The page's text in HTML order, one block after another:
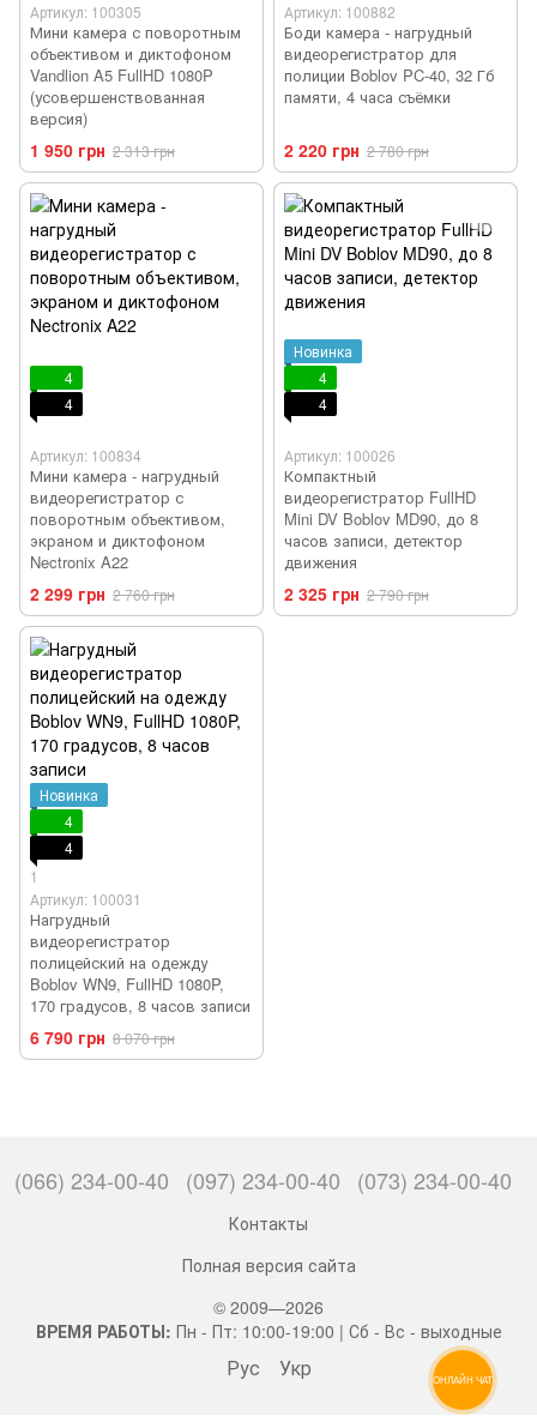
Артикул: 100305
Мини камера с поворотным
объективом и диктофоном
Vandlion A5 FullHD 1080P
(усовершенствованная
версия)
1 950 грн 2 313 грн
Артикул: 100882
Боди камера - нагрудный
видеорегистратор для
полиции Boblov PC-40, 32 Гб
памяти, 4 часа съёмки
2 220 грн 2 780 грн
4
4
Артикул: 100834
Мини камера - нагрудный
видеорегистратор с
поворотным объективом,
экраном и диктофоном
Nectronix A22
2 299 грн 2 760 грн
Новинка
4
4
Артикул: 100026
Компактный
видеорегистратор FullHD
Mini DV Boblov MD90, до 8
часов записи, детектор
движения
2 325 грн 2 790 грн
Новинка
4
4
1
Артикул: 100031
Нагрудный
видеорегистратор
полицейский на одежду
Boblov WN9, FullHD 1080P,
170 градусов, 8 часов записи
6 790 грн 8 070 грн
(066) 234-00-40 (097) 234-00-40 (073) 234-00-40
Контакты
Полная версия сайта
© 2009—2026
ВРЕМЯ РАБОТЫ: Пн - Пт: 10:00-19:00 | Сб - Вс - выходные
Рус Укр ОНЛАЙН ЧАТ